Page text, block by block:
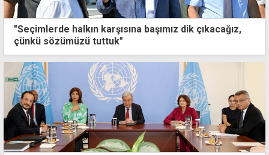
"Seçimlerde halkın karşısına başımız dik çıkacağız,
çünkü sözümüzü tuttuk"